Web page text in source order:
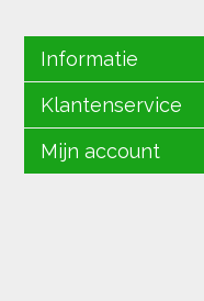
Informatie
Klantenservice
Mijn account